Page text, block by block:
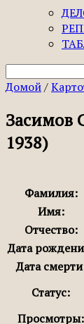
Домой/
Засимов
1938)
Фамилия:
Имя:
Отчество:
Дата
Дата
Статус:
Просмотры: